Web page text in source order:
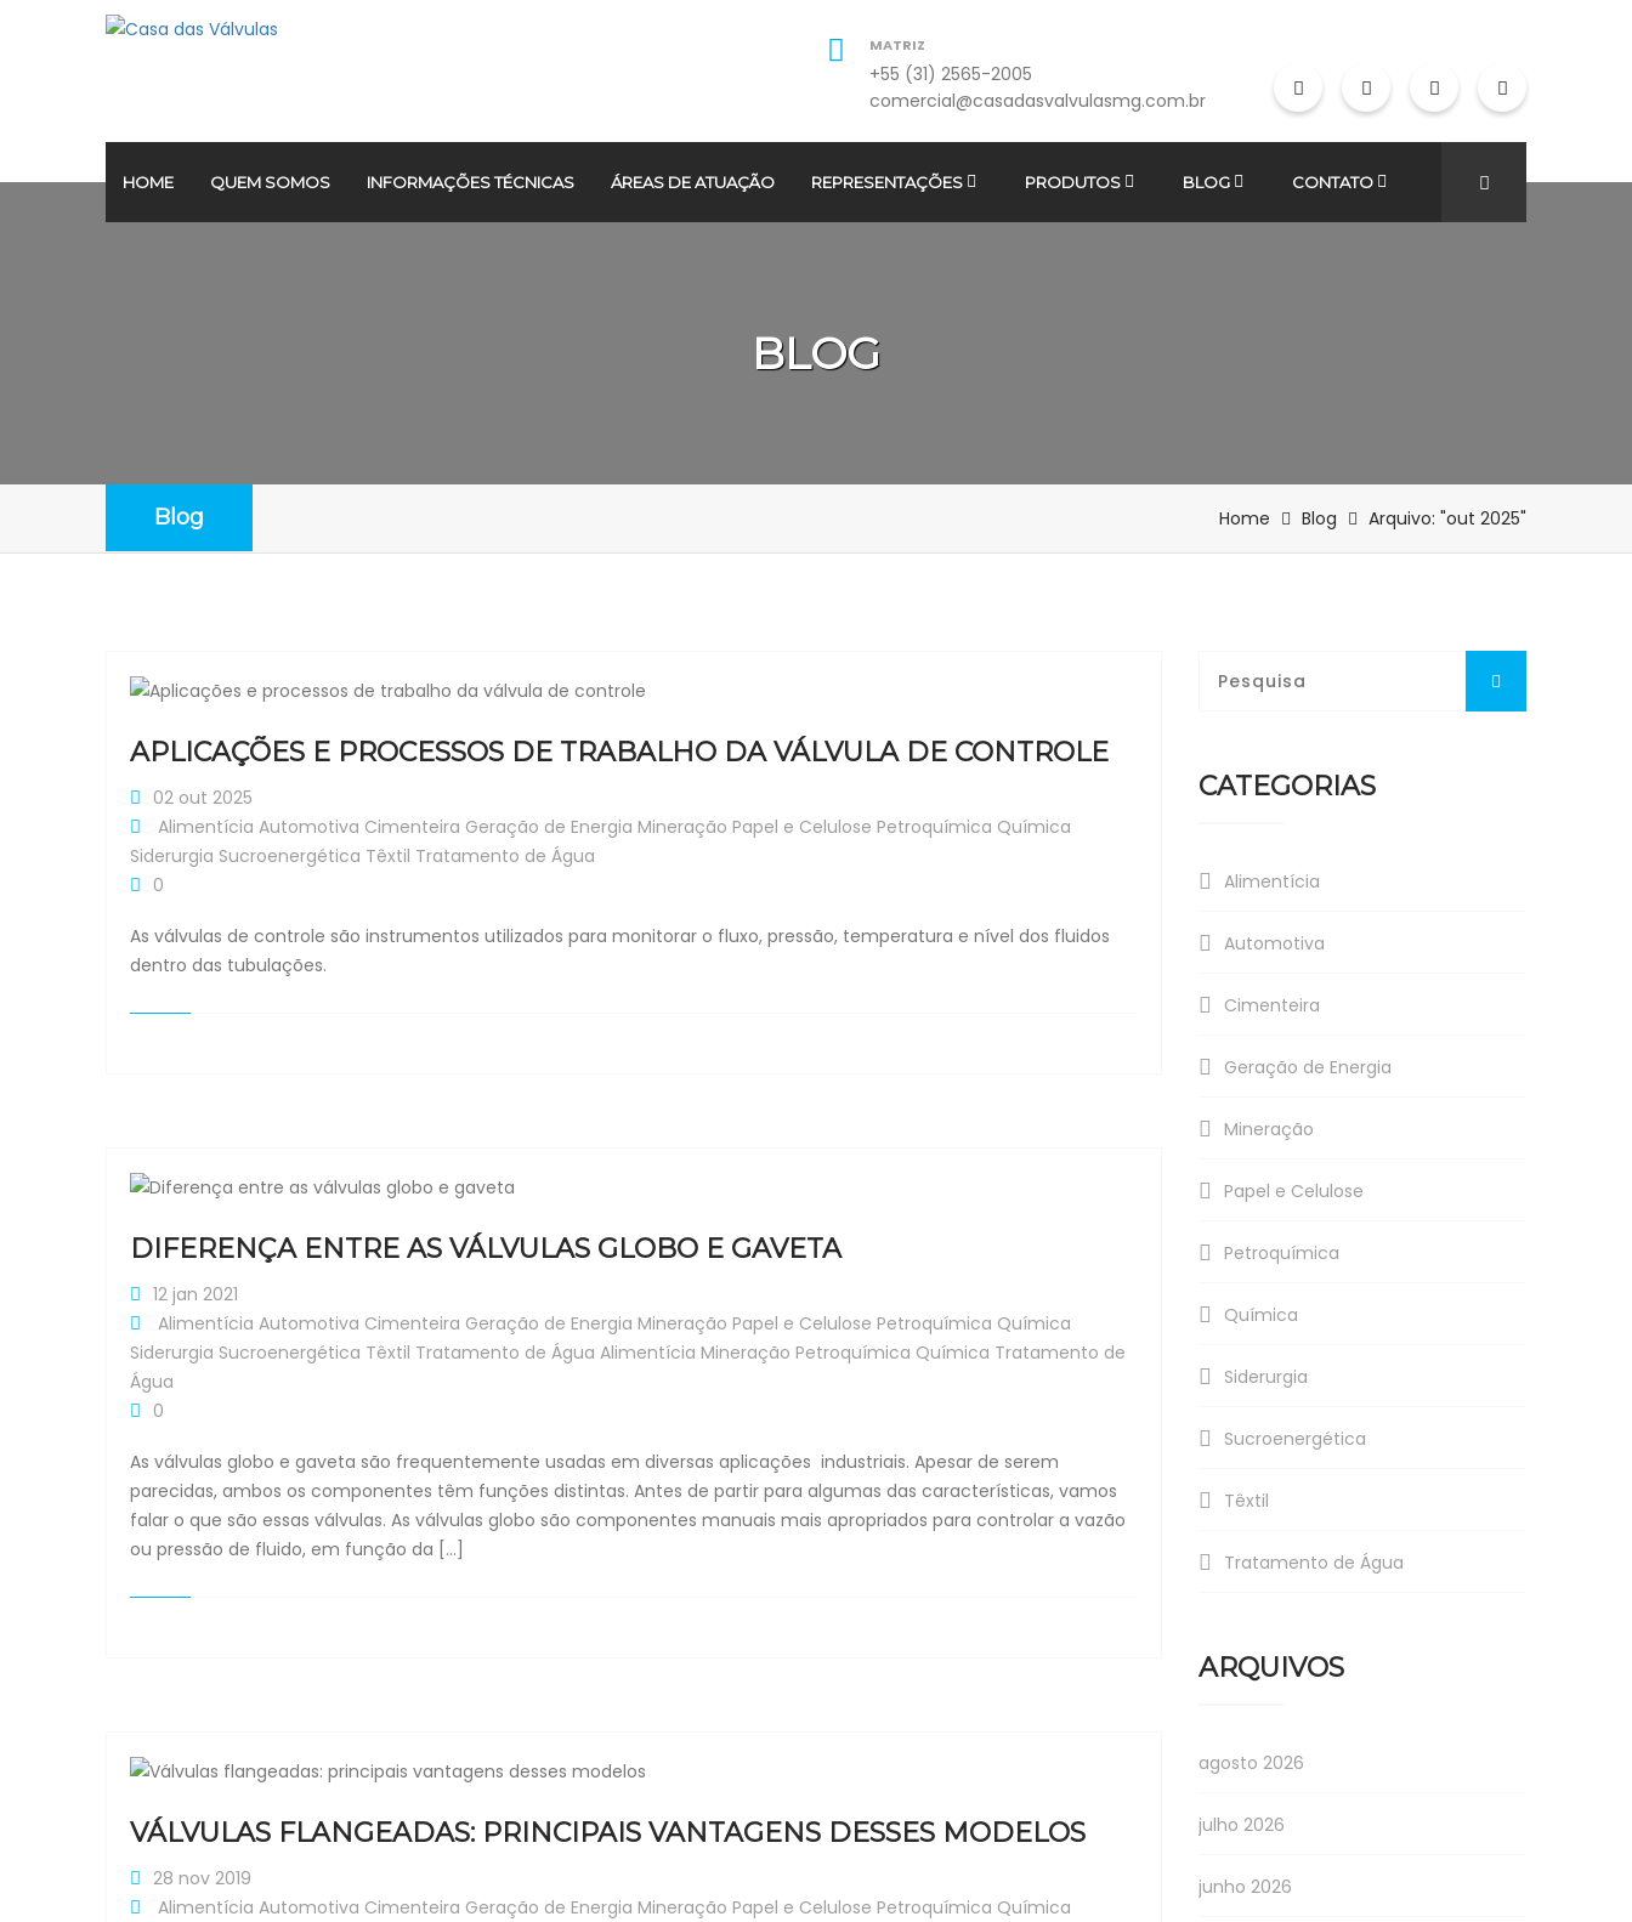
MATRIZ
+55 (31) 2565-2005
comercial@casadasvalvulasmg.com.br
HOME QUEM SOMOS INFORMAÇÕES TÉCNICAS ÁREAS DE ATUAÇÃO REPRESENTAÇÕES PRODUTOS BLOG CONTATO
BLOG
Blog Home Blog Arquivo: "out 2025"
APLICAÇÕES E PROCESSOS DE TRABALHO DA VÁLVULA DE CONTROLE
02 out 2025
Alimentícia Automotiva Cimenteira Geração de Energia Mineração Papel e Celulose Petroquímica Química
Siderurgia Sucroenergética Têxtil Tratamento de Água
0
As válvulas de controle são instrumentos utilizados para monitorar o fluxo, pressão, temperatura e nível dos fluidos
dentro das tubulações.
DIFERENÇA ENTRE AS VÁLVULAS GLOBO E GAVETA
12 jan 2021
Alimentícia Automotiva Cimenteira Geração de Energia Mineração Papel e Celulose Petroquímica Química
Siderurgia Sucroenergética Têxtil Tratamento de Água Alimentícia Mineração Petroquímica Química Tratamento de
Água
0
As válvulas globo e gaveta são frequentemente usadas em diversas aplicações industriais. Apesar de serem
parecidas, ambos os componentes têm funções distintas. Antes de partir para algumas das características, vamos
falar o que são essas válvulas. As válvulas globo são componentes manuais mais apropriados para controlar a vazão
ou pressão de fluido, em função da […]
VÁLVULAS FLANGEADAS: PRINCIPAIS VANTAGENS DESSES MODELOS
28 nov 2019
Alimentícia Automotiva Cimenteira Geração de Energia Mineração Papel e Celulose Petroquímica Química
CATEGORIAS
Alimentícia
Automotiva
Cimenteira
Geração de Energia
Mineração
Papel e Celulose
Petroquímica
Química
Siderurgia
Sucroenergética
Têxtil
Tratamento de Água
ARQUIVOS
agosto 2026
julho 2026
junho 2026